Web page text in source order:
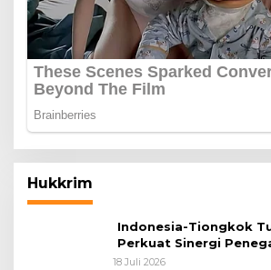
Hukkrim
Indonesia-Tiongkok
Perkuat Sinergi
Lintas Negara
18 Juli 2026